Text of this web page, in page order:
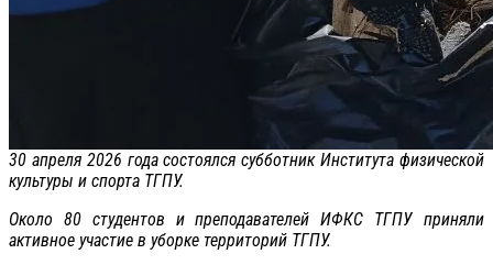
30 апреля 2026 года состоялся субботник Института физической
культуры и спорта ТГПУ.
Около 80 студентов и преподавателей ИФКС ТГПУ приняли
активное участие в уборке территорий ТГПУ.